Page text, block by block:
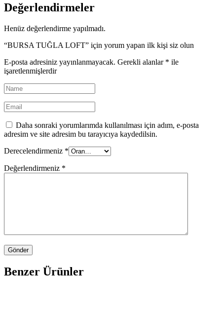
Değerlendirmeler
Henüz değerlendirme yapılmadı.
“BURSA TUĞLA LOFT” için yorum yapan ilk kişi siz olun
E-posta adresiniz yayınlanmayacak. Gerekli alanlar * ile
işaretlenmişlerdir
Daha sonraki yorumlarımda kullanılması için adım, e-posta
adresim ve site adresim bu tarayıcıya kaydedilsin.
Derecelendirmeniz *
Değerlendirmeniz *
Benzer Ürünler